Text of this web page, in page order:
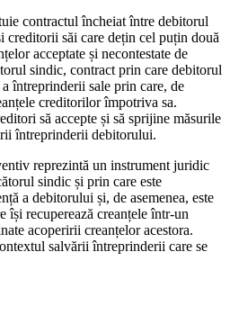
contractul încheiat între debitorul
săi care dețin cel puțin două
acceptate și necontestate de
sindic, contract prin care debitorul
întreprinderii sale prin care, de
creditorilor împotriva sa.
să accepte și să sprijine măsurile
întreprinderii debitorului.
reprezintă un instrument juridic
sindic și prin care este
a debitorului și, de asemenea, este
își recuperează creanțele într-un
acoperirii creanțelor acestora.
salvării întreprinderii care se